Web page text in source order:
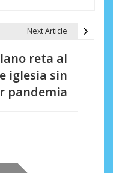
Next Article
reta al
iglesia sin
pandemia